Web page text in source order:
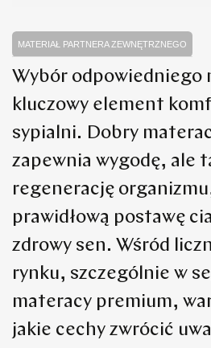
MATERIAŁ PARTNERA ZEWNĘTRZNEGO
Wybór odpowiedniego
kluczowy element
sypialni. Dobry
zapewnia wygodę, ale
regenerację
prawidłową postawę
zdrowy sen. Wśród
rynku, szczególnie w
materacy premium,
jakie cechy zwrócić